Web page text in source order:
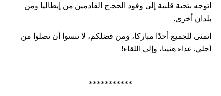
اتوجه بتحية قلبية إلى وفود الحجاج القادمين من إيطاليا ومن
بلدان أخرى.
اتمنى للجميع أحدًا مباركا، ومن فضلكم، لا تنسوا أن تصلوا من
أجلي. غداء هنيئا، وإلى اللقاء!
***********